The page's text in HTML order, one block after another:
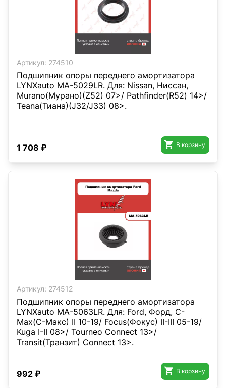
Артикул: 274510
Подшипник опоры переднего амортизатора
LYNXauto MA-5029LR. Для: Nissan, Ниссан,
Murano(Мурано)(Z52) 07>/ Pathfinder(R52) 14>/
Teana(Тиана)(J32/J33) 08>.
1 708 ₽  В корзину
Артикул: 274512
Подшипник опоры переднего амортизатора
LYNXauto MA-5063LR. Для: Ford, Форд, C-
Max(С-Макс) II 10-19/ Focus(Фокус) II-III 05-19/
Kuga I-II 08>/ Tourneo Connect 13>/
Transit(Транзит) Connect 13>.
992 ₽  В корзину